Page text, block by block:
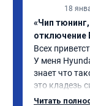
18
«Чип
отключение
Всех
У меня
знает что
это кладезь
газов, там и
Читать